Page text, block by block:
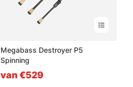
Megabass Destroyer P5
Spinning
van €529